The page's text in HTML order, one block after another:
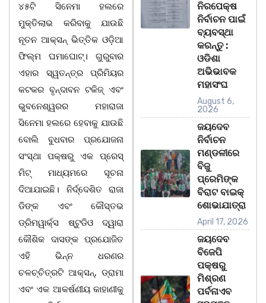
୪୫ଟି ସିନେମା ହଲରେ
ମୁକ୍ତିଲାଭ କରିବାକୁ ଯାଉଛି
ନୂତନ ଆକ୍ସନ୍ ଭିତ୍ତିକ ଓଡ଼ିଆ
ଫିଲ୍ମ ଘମାଘୋଟ୍‌। ଗୁରୁବାର
ଏହାର ସ୍ୱତନ୍ତ୍ର ପ୍ରିମିୟର
କଟକର ବୃନ୍ଦାବନ ଟକିଜ୍ ଏବଂ
ଭୁବନେଶ୍ୱରର ମହାରାଜା
ସିନେମା ହଲରେ ହେବାକୁ ଯାଉଛି
ବୋଲି ବୁଧବାର ପ୍ରଯୋଜନା
ସଂସ୍ଥା ପକ୍ଷରୁ ଏକ ପ୍ରେସ୍
ମିଟ୍ ମାଧ୍ୟମରେ ସୂଚନା
ଦିଆଯାଇଛି। ନିର୍ଦ୍ଦେଶିତ ରାଜା
ଡିଙ୍କ ଏବଂ କୌସ୍ତଭ
ଡ୍ରିମୱାର୍କ୍ସ ଷ୍ଟୁଡିଓ ଦ୍ୱାରା
କୌଶିକ ଦାସଙ୍କ ପ୍ରଯୋଜିତ
ଏହି ଭିନ୍ନ ଧରଣର
ଚଳଚ୍ଚିତ୍ରଟି ଆକ୍ସନ୍‌, ଡ୍ରାମା
ଏବଂ ଏକ ଆକର୍ଷଣୀୟ କାହାଣୀକୁ
ନିରପେକ୍ଷ
ନିର୍ବାଚନ ପାଇଁ
ବ୍ୟବସ୍ଥା
କରନ୍ତୁ :
ଓଡିଶା
ଅଭିଭାବକ
ମହାସଂଘ
August 6,
2026
ଜୟଦେବ
ନିର୍ବାଚନ
ମଣ୍ଡଳୀରେ
ବିଜୁ
ପ୍ରେମିଙ୍କ
ବିରାଟ ବାଇକ୍
ଶୋଭାଯାତ୍ରା
April 17, 2026
ଜୟଦେବ
ବିଜେପି
ପକ୍ଷରୁ
ମିଶ୍ରଣ
ପର୍ବନାଏବ